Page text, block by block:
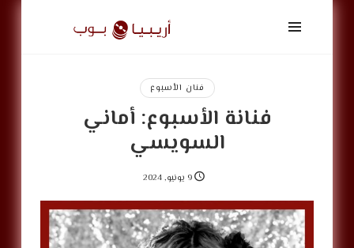
أريبيا
بوب
ArabiaPopفنان الأسبوع
فنانة الأسبوع: أماني
السويسي
9 يونيو, 2024